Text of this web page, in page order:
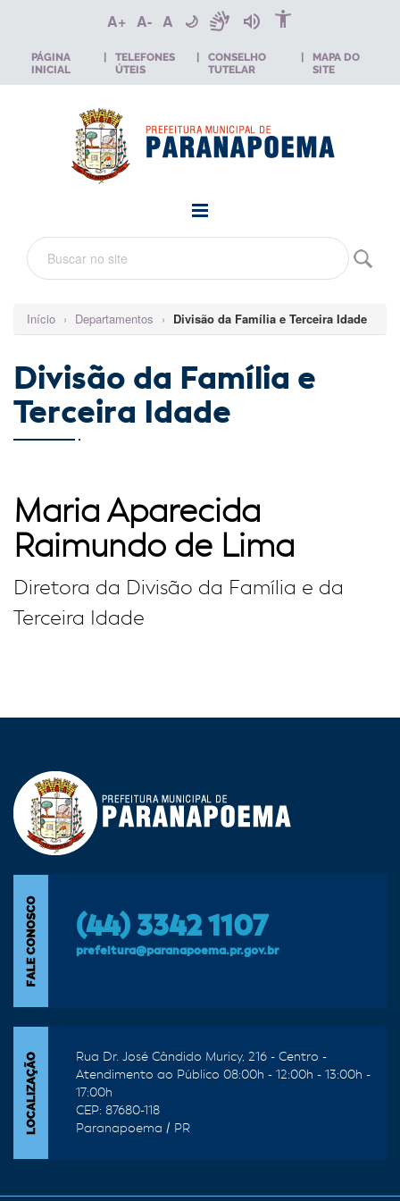
A+ A- A 🌙 sign_language volume_up accessibility_new
PÁGINA
INICIAL
TELEFONES
ÚTEIS
CONSELHO
TUTELAR
MAPA DO
SITE
Início › Departamentos › Divisão da Família e Terceira Idade
Divisão da Família e
Terceira Idade
Maria Aparecida
Raimundo de Lima
Diretora da Divisão da Família e da
Terceira Idade
(44) 3342 1107
prefeitura@paranapoema.pr.gov.br
Rua Dr. José Cândido Muricy, 216 - Centro -
Atendimento ao Público 08:00h - 12:00h - 13:00h -
17:00h
CEP: 87680-118
Paranapoema / PR